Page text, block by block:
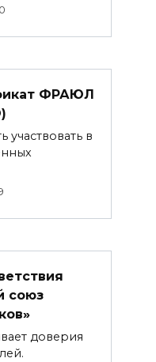
ФРАЮЛ
участвовать в
союз
доверия